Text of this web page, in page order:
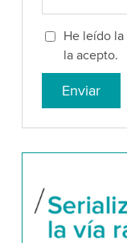
He leído la
la acepto.
Enviar